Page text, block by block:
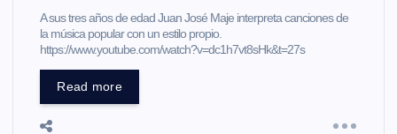
A sus tres años de edad Juan José Maje interpreta canciones de
la música popular con un estilo propio.
https://www.youtube.com/watch?v=dc1h7vt8sHk&t=27s
Read more